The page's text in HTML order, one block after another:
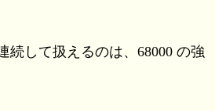
続して扱えるのは、68000 の強